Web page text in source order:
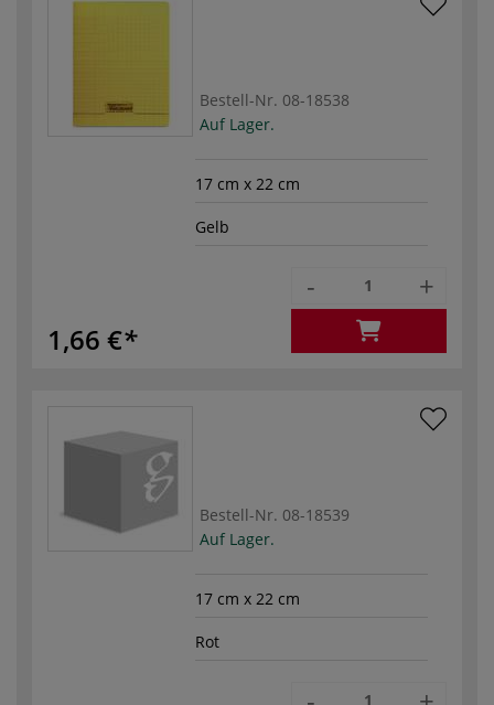
Bestell-Nr. 08-18538
Auf Lager.
17 cm x 22 cm
Gelb
1,66 €
- +
Bestell-Nr. 08-18539
Auf Lager.
17 cm x 22 cm
Rot